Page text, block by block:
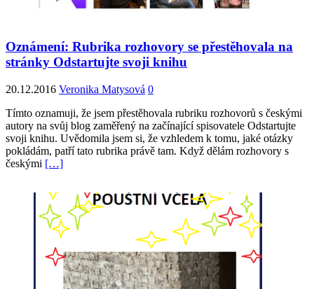
Oznámení: Rubrika rozhovory se přestěhovala na
stránky Odstartujte svoji knihu
20.12.2016 Veronika Matysová 0
Tímto oznamuji, že jsem přestěhovala rubriku rozhovorů s českými
autory na svůj blog zaměřený na začínající spisovatele Odstartujte
svoji knihu. Uvědomila jsem si, že vzhledem k tomu, jaké otázky
pokládám, patří tato rubrika právě tam. Když dělám rozhovory s
českými […]